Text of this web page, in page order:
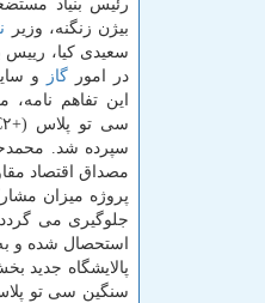
رئیس بنیاد
بیژن زنگنه، وزیر
سعیدی كیا، رییس
در امور گاز
و
این تفاهم
سپرده شد.
مصداق اقتصاد
پروژه میزان
جلوگیری می گردد. وی با
استحصال شده و
پالایشگاه جدید
سنگین سی تو